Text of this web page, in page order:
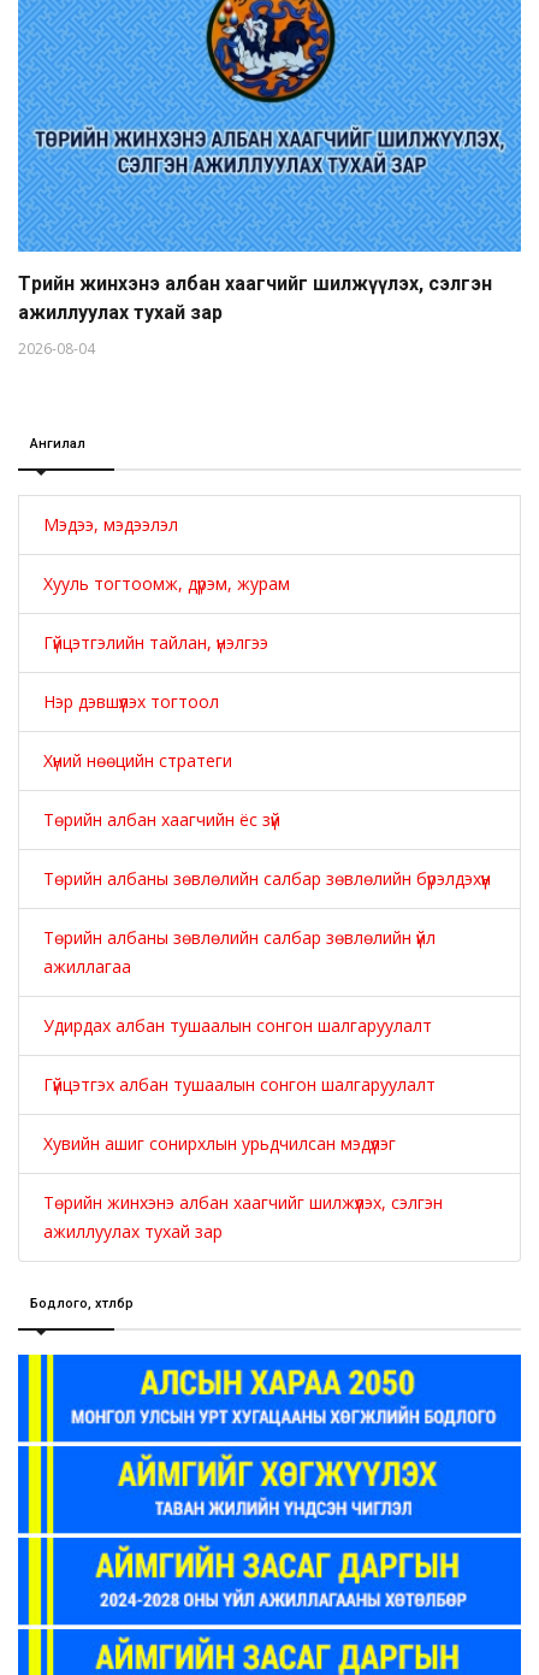
Төрийн жинхэнэ албан хаагчийг шилжүүлэх, сэлгэн
ажиллуулах тухай зар
2026-08-04
Ангилал
Мэдээ, мэдээлэл
Хууль тогтоомж, дүрэм, журам
Гүйцэтгэлийн тайлан, үнэлгээ
Нэр дэвшүүлэх тогтоол
Хүний нөөцийн стратеги
Төрийн албан хаагчийн ёс зүй
Төрийн албаны зөвлөлийн салбар зөвлөлийн бүрэлдэхүүн
Төрийн албаны зөвлөлийн салбар зөвлөлийн үйл
ажиллагаа
Удирдах албан тушаалын сонгон шалгаруулалт
Гүйцэтгэх албан тушаалын сонгон шалгаруулалт
Хувийн ашиг сонирхлын урьдчилсан мэдүүлэг
Төрийн жинхэнэ албан хаагчийг шилжүүлэх, сэлгэн
ажиллуулах тухай зар
Бодлого, хөтөлбөр